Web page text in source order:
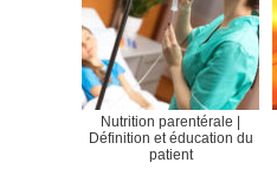
Nutrition parentérale |
Définition et éducation du
patient